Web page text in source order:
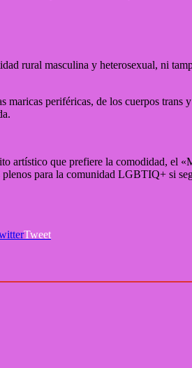
rural masculina y heterosexual, ni
periféricas, de los cuerpos
artístico que prefiere la comodidad, el
para la comunidad LGBTIQ+ si
Tweet